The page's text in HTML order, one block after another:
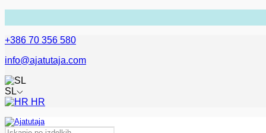
+386 70 356 580
info@ajatutaja.com
SL
HR